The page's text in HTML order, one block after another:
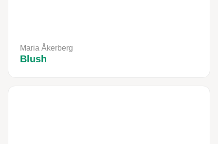
Maria Åkerberg
Blush